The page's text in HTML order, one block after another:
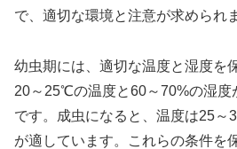
で、適切な環境と注意が求められ
幼虫期には、適切な温度と湿度を
20～25℃の温度と60～70%の湿度
です。成虫になると、温度は25
が適しています。これらの条件を